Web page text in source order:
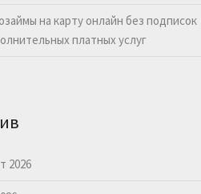
на карту онлайн без подписок
платных услуг
2026